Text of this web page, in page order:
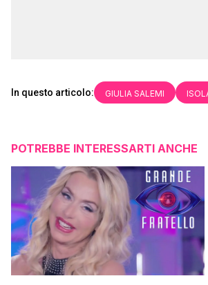
In questo articolo: GIULIA SALEMI
POTREBBE INTERESSARTI ANCHE